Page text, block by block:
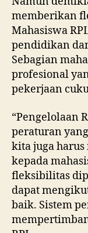
memberikan
Mahasiswa
pendidikan
Sebagian
profesional
pekerjaan
“Pengelolaan
peraturan
kita juga
kepada
fleksibilitas
dapat
baik. Sistem